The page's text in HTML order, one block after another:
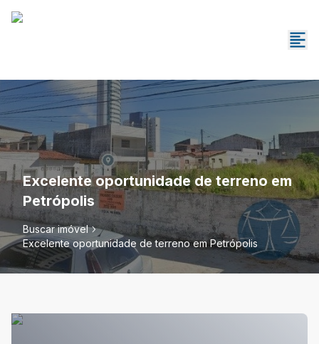
Excelente oportunidade de terreno em
Petrópolis
Buscar imóvel
Excelente oportunidade de terreno em Petrópolis